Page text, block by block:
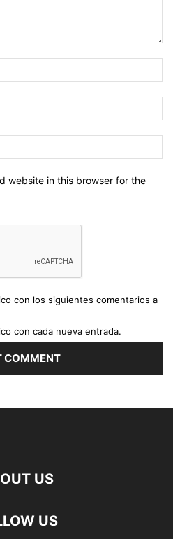
website in this browser for the
con los siguientes comentarios a
con cada nueva entrada.
US
US